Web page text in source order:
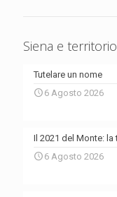
Siena e
Tutelare un nome
6 Agosto 2026
Il 2021 del Monte:
6 Agosto 2026